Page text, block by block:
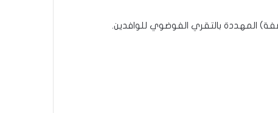
المهددة بالتقري الفوضوي للوافدين.